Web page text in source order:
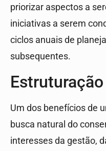
priorizar aspectos a
iniciativas a serem
ciclos anuais de
subsequentes.
Um dos benefícios de
busca natural do
interesses da gestão,